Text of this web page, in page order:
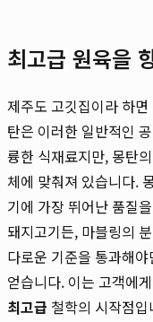
최고급 원육을
제주도 고깃집이라 하
탄은 이러한 일반적인
륭한 식재료지만, 몽탄
체에 맞춰져 있습니다.
기에 가장 뛰어난 품질
돼지고기든, 마블링의
다로운 기준을 통과해
얻습니다. 이는 고객에
최고급 철학의 시작점